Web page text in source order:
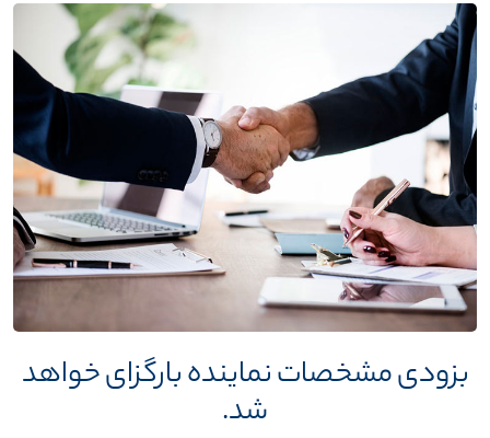
بزودی مشخصات نماینده بارگزای خواهد
شد.